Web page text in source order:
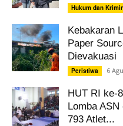
Hukum dan
Kebakaran
Paper
Dievakuasi
Peristiwa 6
HUT RI ke-
Lomba
793 Atlet...